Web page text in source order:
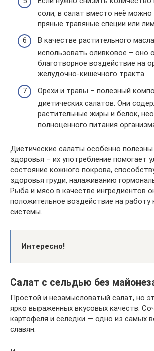
соли, в салат вместо неё
пряные травяные специи или
В качестве растительного
использовать оливковое – оно
благотворное воздействие на
желудочно-кишечного тракта.
Орехи и травы – полезный
диетических салатов. Они
растительные жиры и белок,
полноценного питания
Диетические салаты особенно
здоровья – их употребление помогает
состояние кожного покрова,
здоровья груди, налаживанию
Рыба и мясо в качестве ингредиентов
положительное воздействие на работу
системы.
Интересно!
Салат с сельдью без
Простой и незамысловатый салат, но
ярко выраженных вкусовых качеств.
картофеля и селедки — одно из самых
славян.